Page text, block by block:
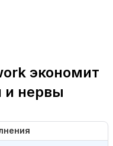
экономит
и нервы